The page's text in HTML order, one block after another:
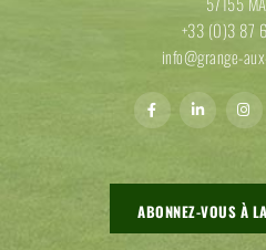
+33 (0)3 87
info@grange-
ABONNEZ-VOUS À